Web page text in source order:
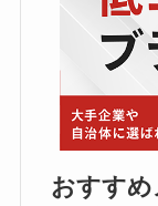
おすすめ